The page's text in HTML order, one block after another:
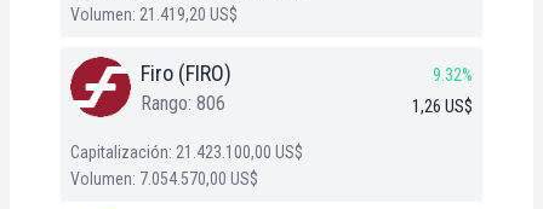
Volumen: 21.419,20 US$
Firo (FIRO)
Rango: 806
9.32%
1,26 US$
Capitalización: 21.423.100,00 US$
Volumen: 7.054.570,00 US$